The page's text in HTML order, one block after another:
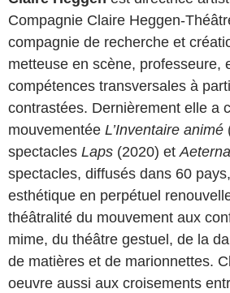
Compagnie Claire Heggen-
compagnie de recherche et
metteuse en scène, professeure,
compétences transversales à
contrastées. Dernièrement elle a
mouvementée L’Inventaire animé
spectacles Laps (2020) etAeterna
spectacles, diffusés dans 60
esthétique en perpétuel
théâtralité du mouvement aux
mime, du théâtre gestuel, de la
de matières et de marionnettes.
oeuvre aussi aux croisements